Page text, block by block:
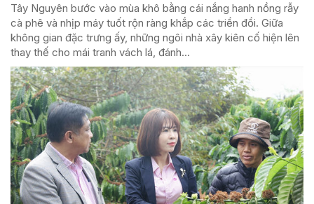
Tây Nguyên bước vào mùa khô bằng cái nắng hanh nồng rẫy
cà phê và nhịp máy tuốt rộn ràng khắp các triền đồi. Giữa
không gian đặc trưng ấy, những ngôi nhà xây kiên cố hiện lên
thay thế cho mái tranh vách lá, đánh...